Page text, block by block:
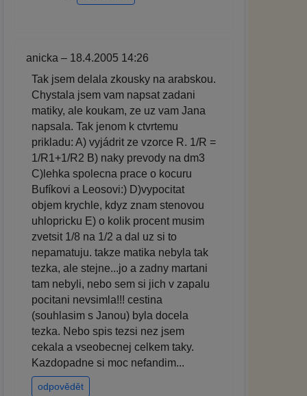
anicka – 18.4.2005 14:26
Tak jsem delala zkousky na arabskou.
Chystala jsem vam napsat zadani
matiky, ale koukam, ze uz vam Jana
napsala. Tak jenom k ctvrtemu
prikladu: A) vyjádrit ze vzorce R. 1/R =
1/R1+1/R2 B) naky prevody na dm3
C)lehka spolecna prace o kocuru
Bufíkovi a Leosovi:) D)vypocitat
objem krychle, kdyz znam stenovou
uhlopricku E) o kolik procent musim
zvetsit 1/8 na 1/2 a dal uz si to
nepamatuju. takze matika nebyla tak
tezka, ale stejne...jo a zadny martani
tam nebyli, nebo sem si jich v zapalu
pocitani nevsimla!!! cestina
(souhlasim s Janou) byla docela
tezka. Nebo spis tezsi nez jsem
cekala a vseobecnej celkem taky.
Kazdopadne si moc nefandim...
odpovědět